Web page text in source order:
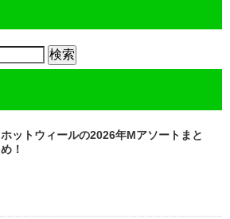
ホットウィールの2026年Mアソートまと
め！